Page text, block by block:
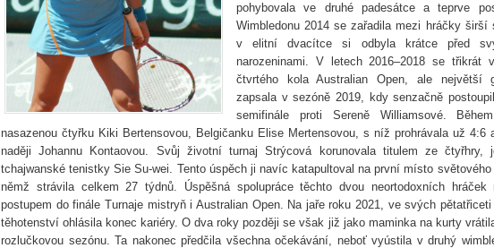
pohybovala ve druhé padesátce a teprve
Wimbledonu 2014 se zařadila mezi hráčky širší
v elitní dvacítce si odbyla krátce před
narozeninami. V letech 2016–2018 se třikrát
čtvrtého kola Australian Open, ale největší
zapsala v sezóně 2019, kdy senzačně
semifinále proti Sereně Williamsové.
nasazenou čtyřku Kiki Bertensovou, Belgičanku Elise Mertensovou, s níž prohrávala už 4:6
naději Johannu Kontaovou. Svůj životní turnaj Strýcová korunovala titulem ze
tchajwanské tenistky Sie Su-wei. Tento úspěch ji navíc katapultoval na první místo
němž strávila celkem 27 týdnů. Úspěšná spolupráce těchto dvou neortodoxních hráček
postupem do finále Turnaje mistryň i Australian Open. Na jaře roku 2021, ve svých
těhotenství ohlásila konec kariéry. O dva roky později se však již jako maminka na kurty
rozlučkovou sezónu. Ta nakonec předčila všechna očekávání, neboť vyústila v druhý